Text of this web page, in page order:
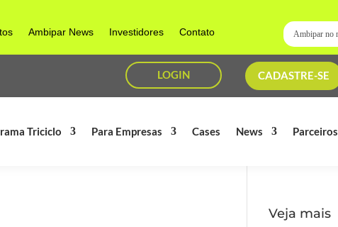
Ambipar News Investidores Contato
LOGIN CADASTRE-SE
Triciclo Para Empresas Cases News Parceiros
Veja mais